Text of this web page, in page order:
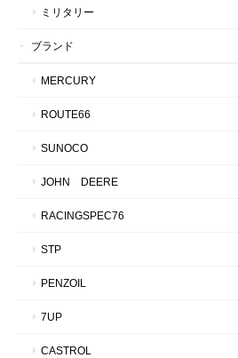
ミリタリー
ブランド
MERCURY
ROUTE66
SUNOCO
JOHN DEERE
RACINGSPEC76
STP
PENZOIL
7UP
CASTROL